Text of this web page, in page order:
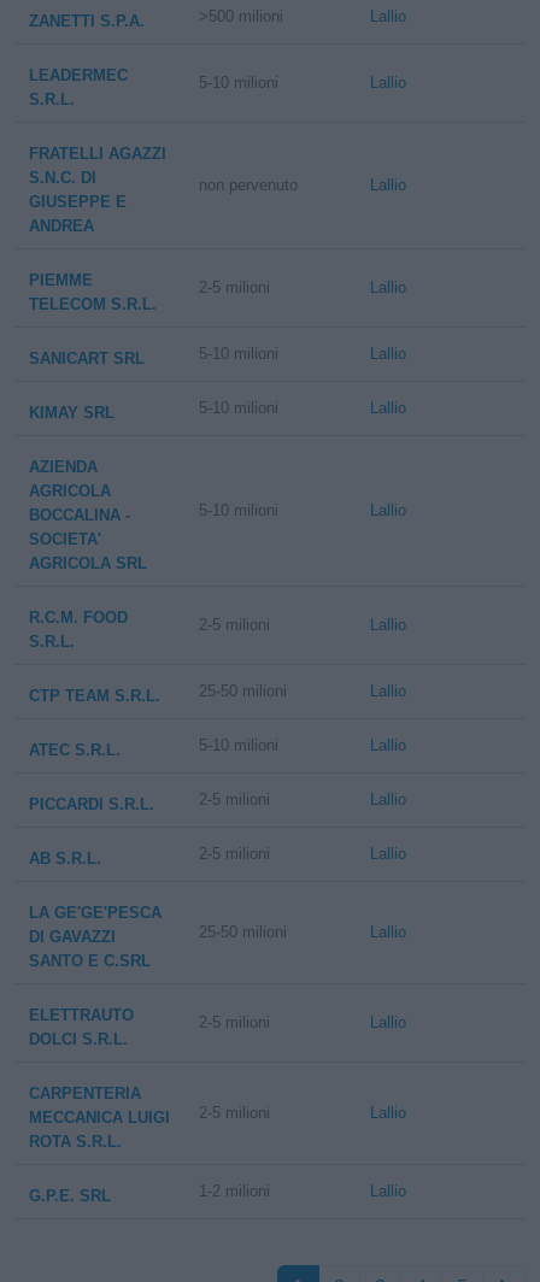
ZANETTI S.P.A. >500 milioni Lallio
LEADERMEC
S.R.L.
5-10 milioni Lallio
FRATELLI AGAZZI
S.N.C. DI
GIUSEPPE E
ANDREA
non pervenuto Lallio
PIEMME
TELECOM S.R.L.
2-5 milioni Lallio
SANICART SRL 5-10 milioni Lallio
KIMAY SRL 5-10 milioni Lallio
AZIENDA
AGRICOLA
BOCCALINA -
SOCIETA'
AGRICOLA SRL
5-10 milioni Lallio
R.C.M. FOOD
S.R.L.
2-5 milioni Lallio
CTP TEAM S.R.L. 25-50 milioni Lallio
ATEC S.R.L. 5-10 milioni Lallio
PICCARDI S.R.L. 2-5 milioni Lallio
AB S.R.L. 2-5 milioni Lallio
LA GE'GE'PESCA
DI GAVAZZI
SANTO E C.SRL
25-50 milioni Lallio
ELETTRAUTO
DOLCI S.R.L.
2-5 milioni Lallio
CARPENTERIA
MECCANICA LUIGI
ROTA S.R.L.
2-5 milioni Lallio
G.P.E. SRL 1-2 milioni Lallio